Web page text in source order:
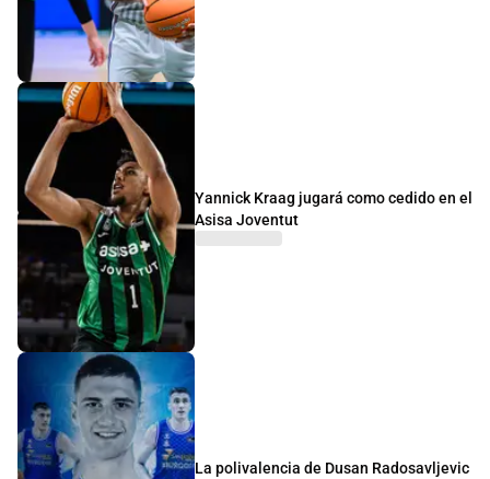
Yannick Kraag jugará como cedido en el
Asisa Joventut
La polivalencia de Dusan Radosavljevic